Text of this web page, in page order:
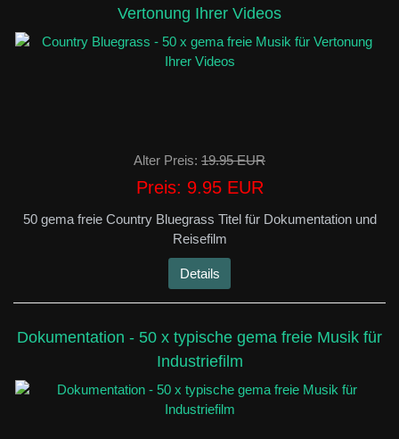
Vertonung Ihrer Videos
Alter Preis: 19.95 EUR
Preis: 9.95 EUR
50 gema freie Country Bluegrass Titel für Dokumentation und
Reisefilm
Details
Dokumentation - 50 x typische gema freie Musik für
Industriefilm